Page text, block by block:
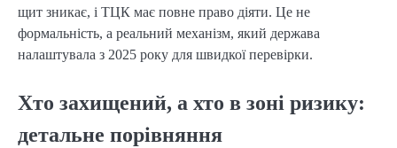
щит зникає, і ТЦК має повне право діяти. Це не
формальність, а реальний механізм, який держава
налаштувала з 2025 року для швидкої перевірки.
Хто захищений, а хто в зоні ризику:
детальне порівняння